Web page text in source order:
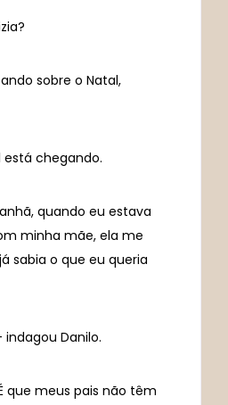
sobre o Natal,
está chegando.
quando eu estava
minha mãe, ela me
sabia o que eu queria
Danilo.
que meus pais não têm